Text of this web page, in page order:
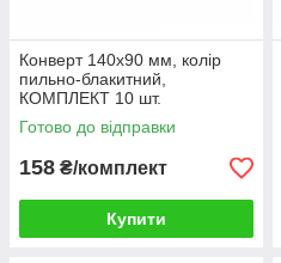
Конверт 140x90 мм, колір
пильно-блакитний,
КОМПЛЕКТ 10 шт.
Готово до відправки
158 ₴/комплект
Купити